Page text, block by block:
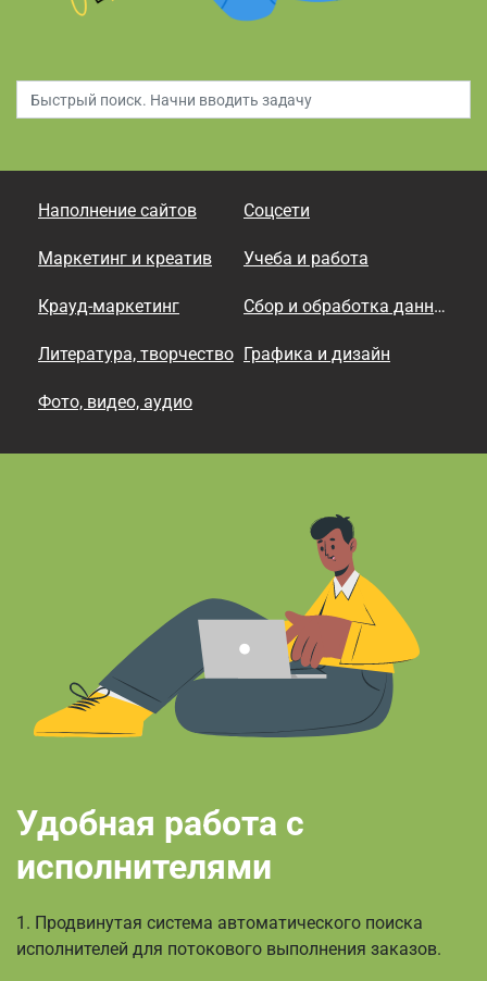
Наполнение сайтов Соцсети
Маркетинг и креатив Учеба и работа
Крауд-маркетинг Сбор и обработка данных
Литература, творчество Графика и дизайн
Фото, видео, аудио
Удобная работа с
исполнителями
1. Продвинутая система автоматического поиска
исполнителей для потокового выполнения заказов.